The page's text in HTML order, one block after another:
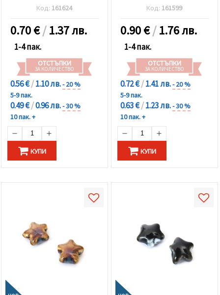
син меланж -2 броя
Код: 161624
0.70€/1.37 лв.
1-4 пак.
ОТСТЪПКИ
ЗА КОЛИЧЕСТВО
0.56 €/1.10 лв.- 20 %
5-9 пак.
0.49 €/0.96 лв.- 30 %
10 пак. +
КУПИ
бежов меланж -2 броя
Код: 161599
0.90€/1.76 лв.
1-4 пак.
ОТСТЪПКИ
ЗА КОЛИЧЕСТВО
0.72 €/1.41 лв.- 20 %
5-9 пак.
0.63 €/1.23 лв.- 30 %
10 пак. +
КУПИ